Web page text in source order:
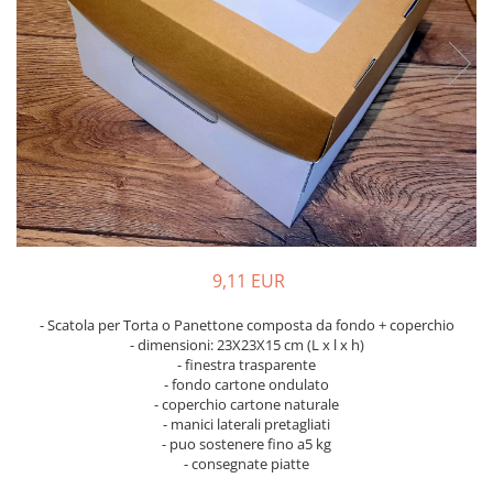
Scatole Aperte senza Finestra
Scatole Basse per Biscotti o Pan di
Zenzero
Scatole con Finestra per Mini
Pasticcini
Scatole con Finestra Traforata
Scatole Aperte con Finestra
Decorata Effetto Pizzo e Vassoio
Scatole per Macarons con Finestra
Torte con Finestra Decorata Effetto
Scatole con Manico per Pasticcini
Scatole per Bomboniere
Scatole con Finestra per
9,11 EUR
- Scatola per Torta o Panettone composta da fondo + coperchio
- dimensioni: 23X23X15 cm (L x l x h)
- finestra trasparente
- fondo cartone ondulato
- coperchio cartone naturale
- manici laterali pretagliati
- puo sostenere fino a5 kg
- consegnate piatte